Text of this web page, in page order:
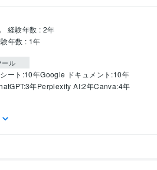
経験年数 : 2年
年数 : 1年
ール
ート:10年Google ドキュメント:10年
年Perplexity AI:2年Canva:4年
ー、Webコンテンツ制作